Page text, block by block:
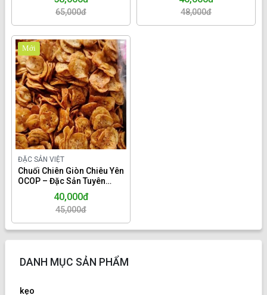
65,000đ 48,000đ
ĐẶC SẢN VIỆT
Chuối Chiên Giòn Chiêu Yên
OCOP – Đặc Sản Tuyên
Quang Giòn Rụm, Thơm
Lừng. Hộp 200gr.
40,000đ
45,000đ
Mới
DANH MỤC SẢN PHẨM
kẹo